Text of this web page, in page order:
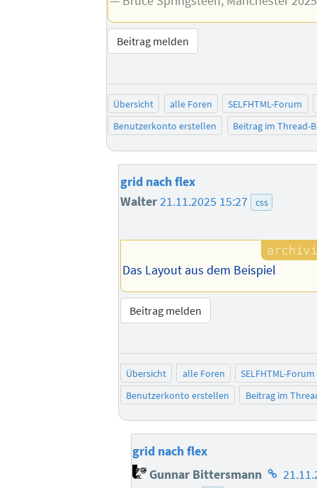
Beitrag melden
Übersicht alle Foren
SELFHTML-Forum
Benutzerkonto erstellen
Beitrag im Thread-
grid nach flex
Walter21.11.2025 15:27 css
Das Layout aus dem Beispiel
Beitrag melden
Übersicht alle Foren
SELFHTML-Forum
Benutzerkonto erstellen
Beitrag im
grid nach flex
Gunnar Bittersmann